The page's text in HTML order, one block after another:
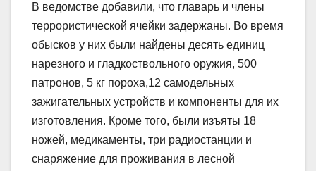
В ведомстве добавили, что главарь и члены
террористической ячейки задержаны. Во время
обысков у них были найдены десять единиц
нарезного и гладкоствольного оружия, 500
патронов, 5 кг пороха,12 самодельных
зажигательных устройств и компоненты для их
изготовления. Кроме того, были изъяты 18
ножей, медикаменты, три радиостанции и
снаряжение для проживания в лесной